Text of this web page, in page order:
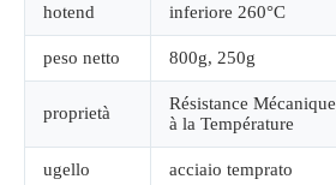
hotend inferiore 260°C
peso netto 800g, 250g
proprietà Résistance Mécanique
à la Température
ugello acciaio temprato